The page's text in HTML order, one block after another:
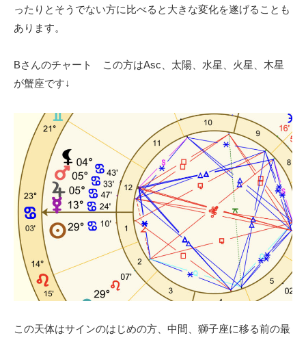
ったりとそうでない方に比べると大きな変化を遂げることも
あります。
Bさんのチャート この方はAsc、太陽、水星、火星、木星
が蟹座です↓
この天体はサインのはじめの方、中間、獅子座に移る前の最